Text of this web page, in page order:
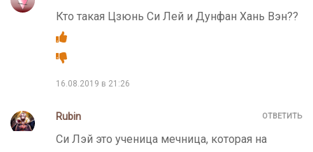
Кто такая Цзюнь Си Лей и Дунфан Хань Вэн??
16.08.2019 в 21:26
Rubin
Си Лэй это ученица мечница, которая на
ОТВЕТИТЬ